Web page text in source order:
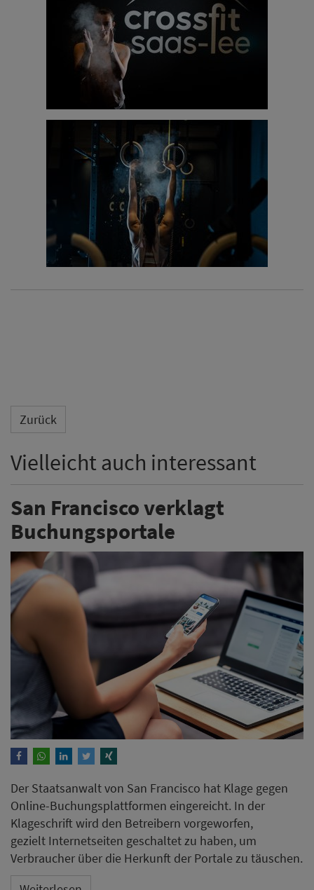
Zurück
Vielleicht auch interessant
San Francisco verklagt
Buchungsportale
Der Staatsanwalt von San Francisco hat Klage gegen
Online-Buchungsplattformen eingereicht. In der
Klageschrift wird den Betreibern vorgeworfen,
gezielt Internetseiten geschaltet zu haben, um
Verbraucher über die Herkunft der Portale zu täuschen.